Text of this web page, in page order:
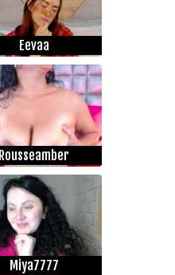
Eevaa
Rousseamber
Miya7777